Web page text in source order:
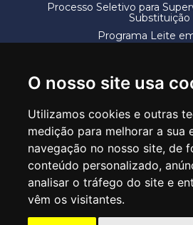
O nosso site usa
Utilizamos cookies e outras
medição para melhorar a sua
navegação no nosso site, de
conteúdo personalizado,
analisar o tráfego do site e
vêm os visitantes.
Processo Seletivo para
Substituição
Programa Leite
SECRETARIA DE
Rua Claudino Barbosa, 313 - Macedo -
Central de Atendimento: *55